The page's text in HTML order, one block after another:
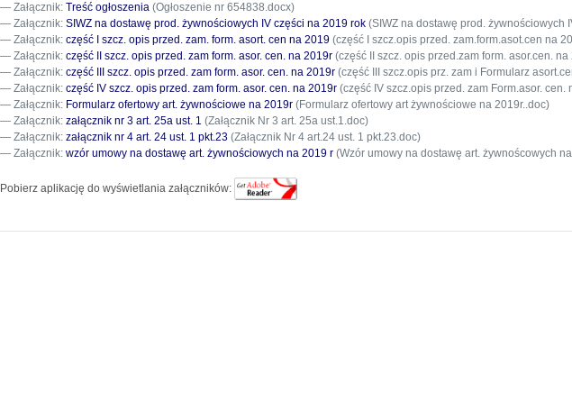
Załącznik: Treść ogłoszenia (Ogłoszenie nr 654838.docx)
Załącznik: SIWZ na dostawę prod. żywnościowych IV części na 2019 rok (SIWZ na dostawę prod. żywnościowych
Załącznik: część I szcz. opis przed. zam. form. asort. cen na 2019 (część I szcz.opis przed. zam.form.asot.cen na
Załącznik: część II szcz. opis przed. zam form. asor. cen. na 2019r (część II szcz. opis przed.zam form. asor.cen. na
Załącznik: część III szcz. opis przed. zam form. asor. cen. na 2019r (część III szcz.opis prz. zam i Formularz
Załącznik: część IV szcz. opis przed. zam form. asor. cen. na 2019r (część IV szcz.opis przed. zam Form.asor. cen.
Załącznik: Formularz ofertowy art. żywnościowe na 2019r (Formularz ofertowy art żywnościowe na 2019r..doc)
Załącznik: załącznik nr 3 art. 25a ust. 1 (Załącznik Nr 3 art. 25a ust.1.doc)
Załącznik: załącznik nr 4 art. 24 ust. 1 pkt.23 (Załącznik Nr 4 art.24 ust. 1 pkt.23.doc)
Załącznik: wzór umowy na dostawę art. żywnościowych na 2019 r (Wzór umowy na dostawę art. żywnoścowych
Pobierz aplikację do wyświetlania załączników: